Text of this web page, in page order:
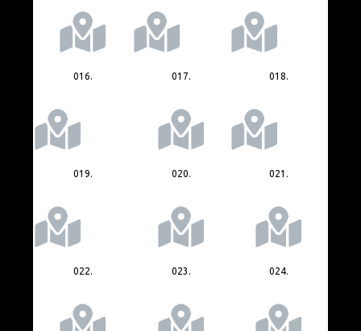
016. 017. 018.
019. 020. 021.
022. 023. 024.